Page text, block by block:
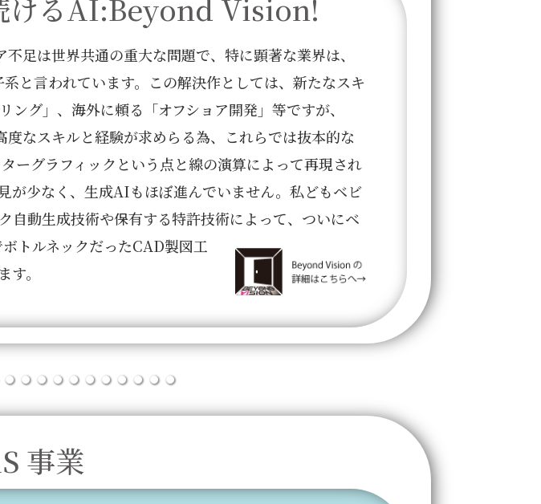
けるAI:Beyond Vision!
足は世界共通の重大な問題で、特に顕著な業界は、
と言われています。この解決作としては、新たなスキ
ング」、海外に頼る「オフショア開発」等ですが、
なスキルと経験が求めらる為、これらでは抜本的な
ーグラフィックという点と線の演算によって再現され
が少なく、生成AIもほぼ進んでいません。私どもベビ
動生成技術や保有する特許技術によって、 ついにベ
トルネックだったCAD製図工
。
事業